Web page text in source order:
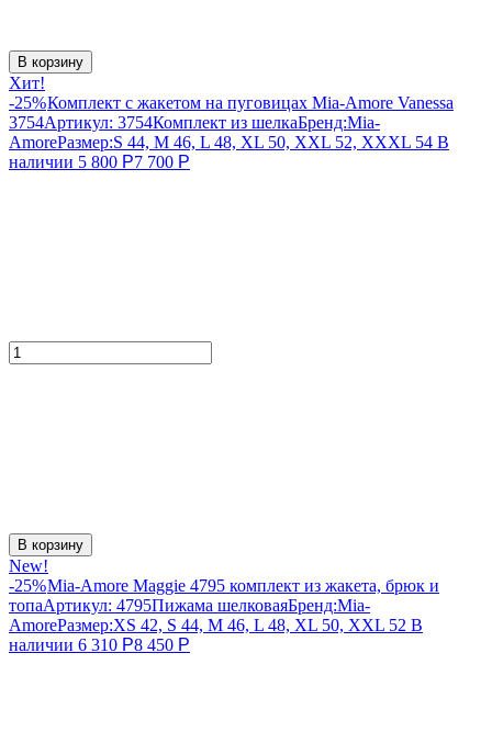
В корзину
Хит!
-25%Комплект с жакетом на пуговицах Mia-Amore Vanessa
3754Артикул: 3754Комплект из шелкаБренд:Mia-
AmoreРазмер:S 44, M 46, L 48, XL 50, XXL 52, XXXL 54 В
наличии 5 800 Р7 700 Р
В корзину
New!
-25%Mia-Amore Maggie 4795 комплект из жакета, брюк и
топаАртикул: 4795Пижама шелковаяБренд:Mia-
AmoreРазмер:XS 42, S 44, M 46, L 48, XL 50, XXL 52 В
наличии 6 310 Р8 450 Р